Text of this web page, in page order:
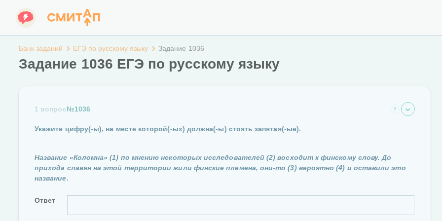
Банк заданий ЕГЭ по русскому языку Задание 1036
Задание 1036 ЕГЭ по русскому языку
1 вопрос№1036
Укажите цифру(-ы), на месте которой(-ых) должна(-ы) стоять запятая(-ые).
Название «Коломна» (1) по мнению некоторых исследователей (2) восходит к финскому слову. До
прихода славян на этой территории жили финские племена, они-то (3) вероятно (4) и оставили это
название.
Ответ